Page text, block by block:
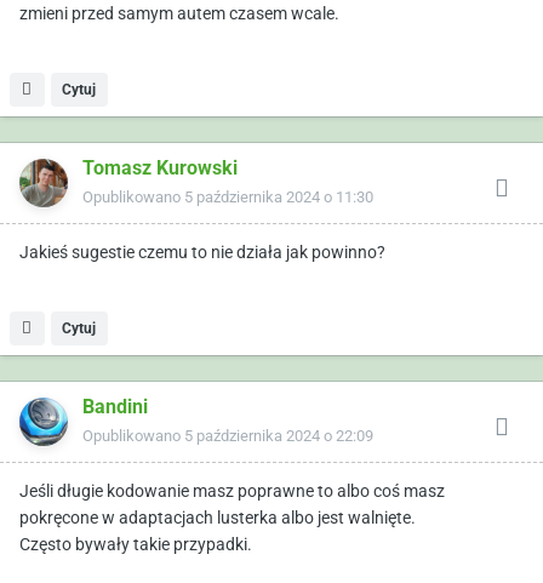
zmieni przed samym autem czasem wcale.
Cytuj
Tomasz Kurowski
Opublikowano 5 października 2024 o 11:30
Jakieś sugestie czemu to nie działa jak powinno?
Cytuj
Bandini
Opublikowano 5 października 2024 o 22:09
Jeśli długie kodowanie masz poprawne to albo coś masz
pokręcone w adaptacjach lusterka albo jest walnięte.
Często bywały takie przypadki.